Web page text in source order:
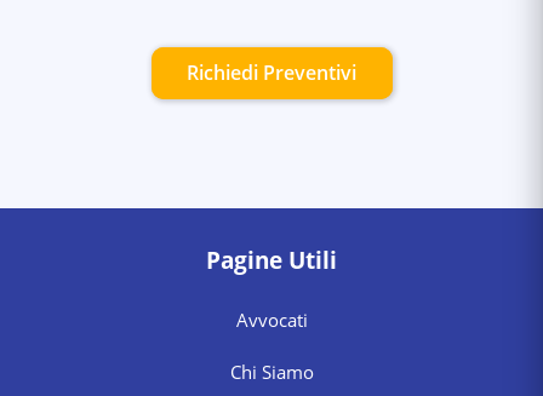
Richiedi Preventivi
Pagine Utili
Avvocati
Chi Siamo